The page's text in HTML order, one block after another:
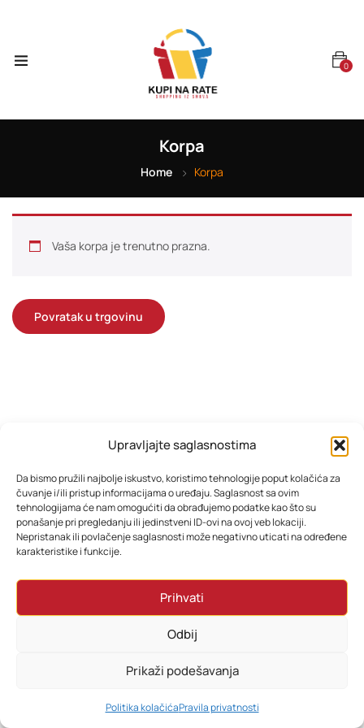
Upravljajte saglasnostima
Da bismo pružili najbolje iskustvo, koristimo tehnologije poput kolačića za
čuvanje i/ili pristup informacijama o uređaju. Saglasnost sa ovim
tehnologijama će nam omogućiti da obrađujemo podatke kao što su
ponašanje pri pregledanju ili jedinstveni ID-ovi na ovoj veb lokaciji.
Nepristanak ili povlačenje saglasnosti može negativno uticati na određene
karakteristike i funkcije.
Prihvati
Odbij
Prikaži podešavanja
Politika kolačićaPravila privatnosti
0
Korpa
Home Korpa
Vaša korpa je trenutno prazna.
Povratak u trgovinu
PRETRAŽI KORPA MOJ RAČUN